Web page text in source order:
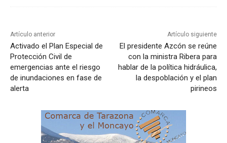
Artículo anterior
Activado el Plan Especial de
Protección Civil de
emergencias ante el riesgo
de inundaciones en fase de
alerta
Artículo siguiente
El presidente Azcón se reúne
con la ministra Ribera para
hablar de la política hidráulica,
la despoblación y el plan
pirineos